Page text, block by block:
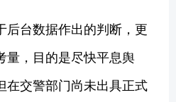
后台数据作出的判断，更
量，目的是尽快平息舆
在交警部门尚未出具正式